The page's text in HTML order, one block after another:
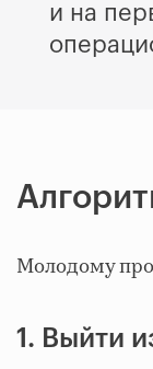
и на
Молодому
1. Выйти